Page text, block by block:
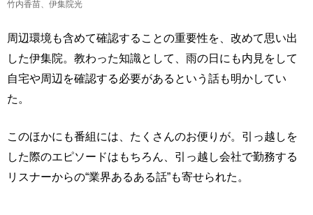
竹内香苗、伊集院光
周辺環境も含めて確認することの重要性を、改めて思い出
した伊集院。教わった知識として、雨の日にも内見をして
自宅や周辺を確認する必要があるという話も明かしてい
た。
このほかにも番組には、たくさんのお便りが。引っ越しを
した際のエピソードはもちろん、引っ越し会社で勤務する
リスナーからの“業界あるある話”も寄せられた。